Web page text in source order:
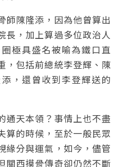
師陳隆添，因為他曾算出
長，加上算過多位政治人
極具盛名被喻為鐵口直
，包括前總統李登輝、陳
，還曾收到李登輝送的
通天本領？事情上也不盡
算的時候，至於一般民眾
緣分與運氣，如今，儘管
關西摸骨傳奇卻仍然不斷